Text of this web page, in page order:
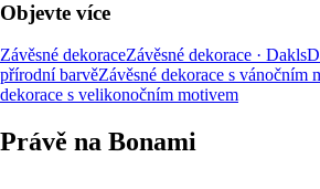
Objevte více
Závěsné dekoraceZávěsné dekorace · Dakls
přírodní barvěZávěsné dekorace s vánočním
dekorace s velikonočním motivem
Právě na Bonami